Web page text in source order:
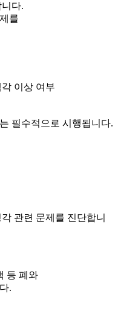
다.
를
이상 여부
필수적으로 시행됩니다.
관련 문제를 진단합니
등 폐와
.